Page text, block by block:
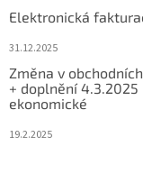
Elektronická
31.12.2025
Změna v
+ doplnění
ekonomické
19.2.2025